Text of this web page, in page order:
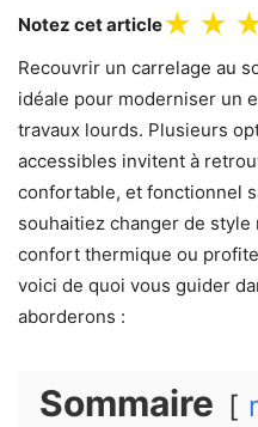
Notez cet article★ ★
Recouvrir un carrelage au
idéale pour moderniser un
travaux lourds. Plusieurs
accessibles invitent à
confortable, et fonctionnel
souhaitiez changer de
confort thermique ou
voici de quoi vous guider
aborderons :
Sommaire